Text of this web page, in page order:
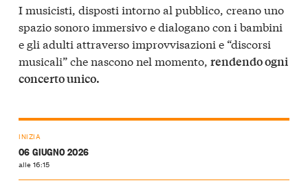
I musicisti, disposti intorno al pubblico, creano uno
spazio sonoro immersivo e dialogano con i bambini
e gli adulti attraverso improvvisazioni e “discorsi
musicali” che nascono nel momento, rendendo ogni
concerto unico.
INIZIA
06 GIUGNO 2026
alle 16:15